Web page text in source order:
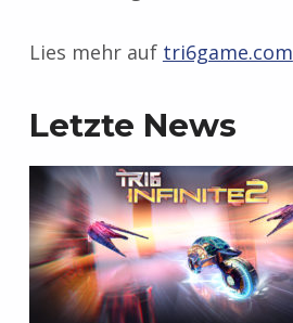
Lies mehr auf tri6game.com
Letzte News